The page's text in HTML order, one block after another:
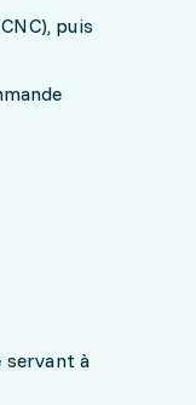
puis
servant à